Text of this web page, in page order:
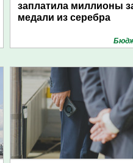
заплатила миллионы
медали из серебра